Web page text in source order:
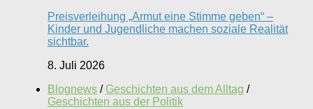
Preisverleihung „Armut eine Stimme geben“ –
Kinder und Jugendliche machen soziale Realität
sichtbar.
8. Juli 2026
Blognews / Geschichten aus dem Alltag /
Geschichten aus der Politik